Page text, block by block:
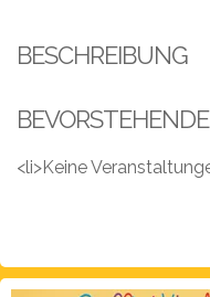
Über
Fotos,
Events
Referenzen
BESCHREIBUNG
<li>Keine